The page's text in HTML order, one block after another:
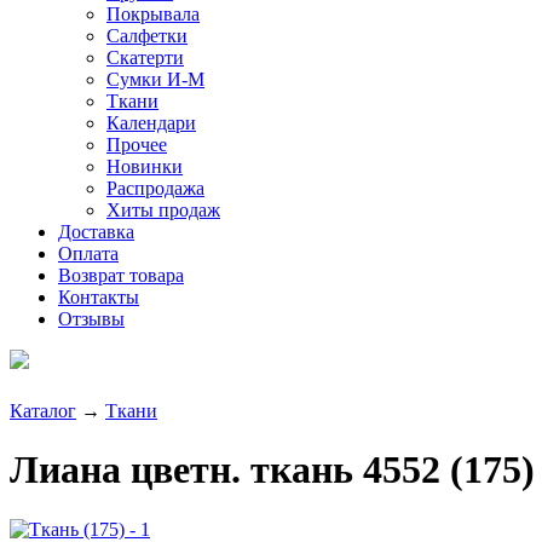
Покрывала
Салфетки
Скатерти
Сумки И-М
Ткани
Календари
Прочее
Новинки
Распродажа
Хиты продаж
Доставка
Оплата
Возврат товара
Контакты
Отзывы
Каталог → Ткани
Лиана цветн. ткань 4552 (175)